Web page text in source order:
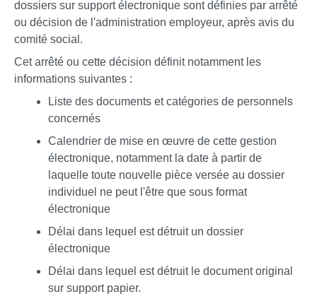
dossiers sur support électronique sont définies par arrêté
ou décision de l'administration employeur, après avis du
comité social.
Cet arrêté ou cette décision définit notamment les
informations suivantes :
Liste des documents et catégories de personnels
concernés
Calendrier de mise en œuvre de cette gestion
électronique, notamment la date à partir de
laquelle toute nouvelle pièce versée au dossier
individuel ne peut l'être que sous format
électronique
Délai dans lequel est détruit un dossier
électronique
Délai dans lequel est détruit le document original
sur support papier.